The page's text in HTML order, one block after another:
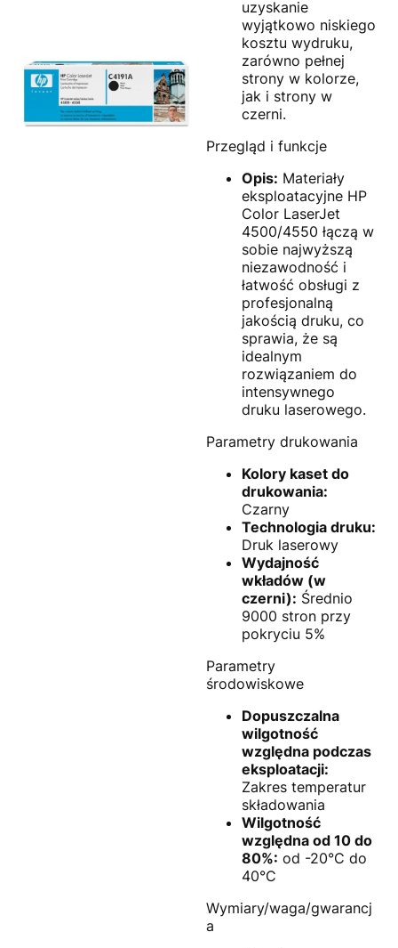
uzyskanie
wyjątkowo niskiego
kosztu wydruku,
zarówno pełnej
strony w kolorze,
jak i strony w
czerni.
Przegląd i funkcje
Opis: Materiały
eksploatacyjne HP
Color LaserJet
4500/4550 łączą w
sobie najwyższą
niezawodność i
łatwość obsługi z
profesjonalną
jakością druku, co
sprawia, że są
idealnym
rozwiązaniem do
intensywnego
druku laserowego.
Parametry drukowania
Kolory kaset do
drukowania:
Czarny
Technologia druku:
Druk laserowy
Wydajność
wkładów (w
czerni): Średnio
9000 stron przy
pokryciu 5%
Parametry
środowiskowe
Dopuszczalna
wilgotność
względna podczas
eksploatacji:
Zakres temperatur
składowania
Wilgotność
względna od 10 do
80%: od -20°C do
40°C
Wymiary/waga/gwarancj
a